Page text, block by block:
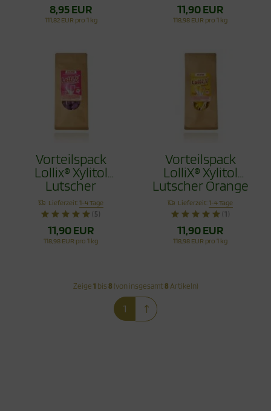
8,95 EUR
111,82 EUR pro 1 kg
11,90 EUR
118,98 EUR pro 1 kg
Vorteilspack
Lollix® Xylitol
Lutscher
Erdbeere 100g
Lieferzeit:1-4 Tage
(5)
11,90 EUR
118,98 EUR pro 1 kg
Vorteilspack
LolliX® Xylitol
Lutscher Orange
100g
Lieferzeit:1-4 Tage
(1)
11,90 EUR
118,98 EUR pro 1 kg
Zeige 1 bis 8 (von insgesamt8 Artikeln)
1